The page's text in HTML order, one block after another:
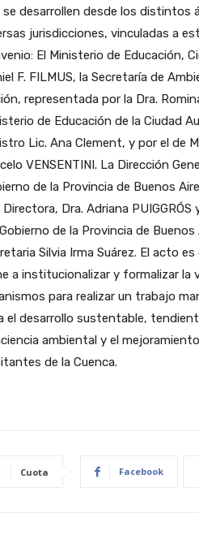
se desarrollen desde los distintos
jurisdicciones, vinculadas a
El Ministerio de Educación,
F. FILMUS, la Secretaría de
representada por la Dra.
de Educación de la Ciudad
Lic. Ana Clement, y por el de
VENSENTINI. La Dirección
de la Provincia de Buenos
Directora, Dra. Adriana
de la Provincia de
Silvia Irma Suárez. El acto
a institucionalizar y formalizar la
para realizar un trabajo
el desarrollo sustentable,
ambiental y el
de la Cuenca.
Cuota Facebook